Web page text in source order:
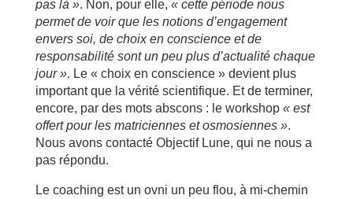
pas là ». Non, pour elle, « cette période nous
permet de voir que les notions d’engagement
envers soi, de choix en conscience et de
responsabilité sont un peu plus d’actualité chaque
jour ». Le « choix en conscience » devient plus
important que la vérité scientifique. Et de terminer,
encore, par des mots abscons : le workshop « est
offert pour les matriciennes et osmosiennes ».
Nous avons contacté Objectif Lune, qui ne nous a
pas répondu.
Le coaching est un ovni un peu flou, à mi-chemin